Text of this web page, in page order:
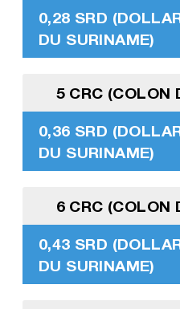
0,28 SRD
DU SURINAME)
5 CRC (COLON
0,36 SRD
DU SURINAME)
6 CRC (COLON
0,43 SRD
DU SURINAME)